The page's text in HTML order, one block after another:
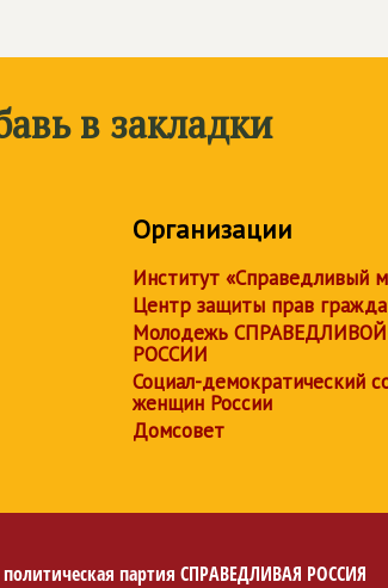
в закладки
Организации
Институт «Справедливый
Центр защиты прав
Молодежь СПРАВЕДЛИВОЙ
РОССИИ
Социал-демократический
женщин России
Домсовет
партия СПРАВЕДЛИВАЯ РОССИЯ